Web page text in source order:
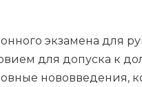
экзамена для
для допуска к
нововведения,